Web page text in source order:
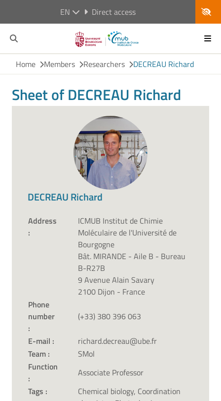
EN Direct access
Home Members Researchers DECREAU Richard
Sheet of DECREAU Richard
DECREAU Richard
Address
:
ICMUB Institut de Chimie
Moléculaire de l'Université de
Bourgogne
Bât. MIRANDE - Aile B - Bureau
B-R27B
9 Avenue Alain Savary
2100 Dijon - France
Phone
number
:
(+33) 380 396 063
E-mail :
richard.decreau@ube.fr
Team :
SMol
Function
:
Associate Professor
Tags :
Chemical biology, Coordination